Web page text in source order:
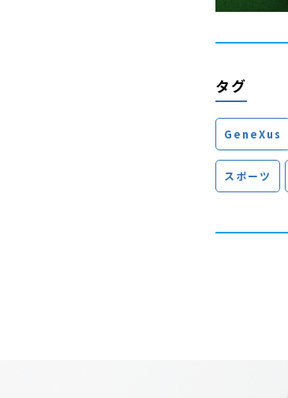
タグ
GeneXus
スポーツ